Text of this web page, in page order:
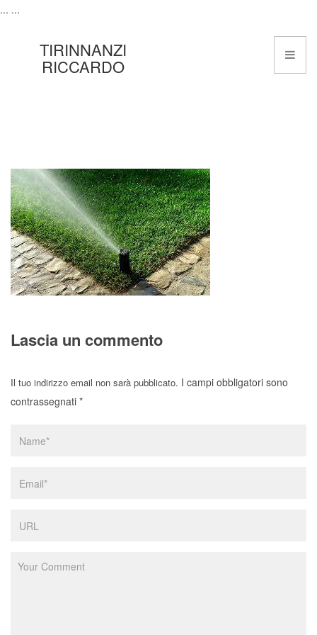
... ...
TIRINNANZI
RICCARDO
Lascia un commento
Il tuo indirizzo email non sarà pubblicato. I campi obbligatori sono
contrassegnati *